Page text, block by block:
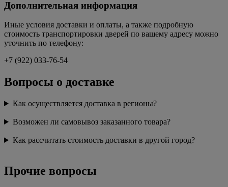
Дополнительная информация
Иные условия доставки и оплаты, а также подробную
стоимость транспортировки дверей по вашему адресу можно
уточнить по телефону:
+7 (922) 033-76-54
Вопросы о доставке
Как осуществляется доставка в регионы?
Возможен ли самовывоз заказанного товара?
Как рассчитать стоимость доставки в другой город?
Прочие вопросы